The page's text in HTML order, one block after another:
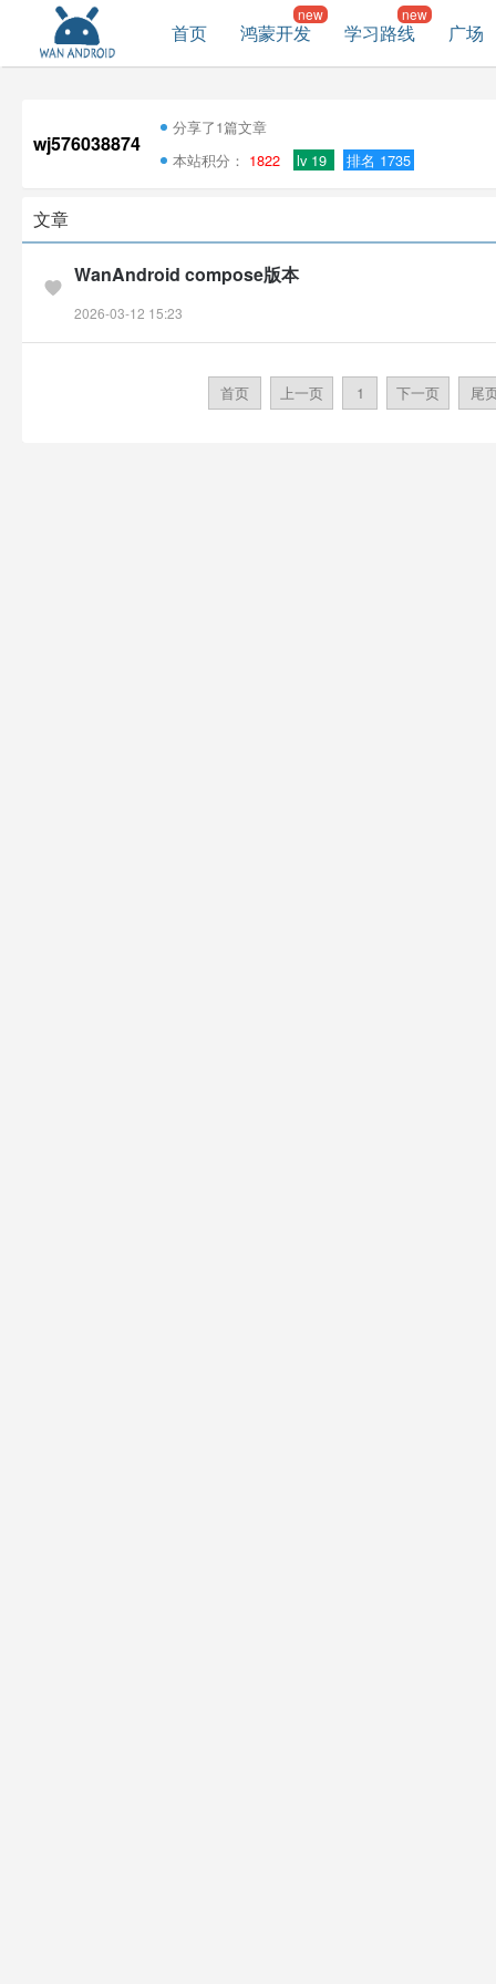
首页 鸿蒙开发 学习路线 广场
wj576038874
分享了1篇文章
本站积分： 1822 lv 19 排名 1735
文章
WanAndroid compose版本
2026-03-12 15:23
首页 上一页 1 下一页 尾